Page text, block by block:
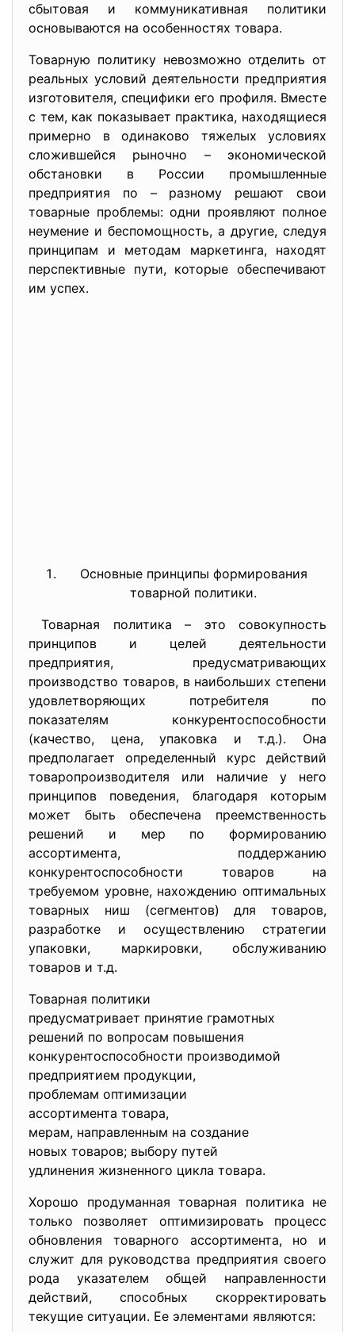
сбытовая и коммуникативная политики
основываются на особенностях товара.
Товарную политику невозможно отделить от
реальных условий деятельности предприятия
изготовителя, специфики его профиля. Вместе
с тем, как показывает практика, находящиеся
примерно в одинаково тяжелых условиях
сложившейся рыночно – экономической
обстановки в России промышленные
предприятия по – разному решают свои
товарные проблемы: одни проявляют полное
неумение и беспомощность, а другие, следуя
принципам и методам маркетинга, находят
перспективные пути, которые обеспечивают
им успех.
Основные принципы формирования
товарной политики.
Товарная политика – это совокупность
принципов и целей деятельности
предприятия, предусматривающих
производство товаров, в наибольших степени
удовлетворяющих потребителя по
показателям конкурентоспособности
(качество, цена, упаковка и т.д.). Она
предполагает определенный курс действий
товаропроизводителя или наличие у него
принципов поведения, благодаря которым
может быть обеспечена преемственность
решений и мер по формированию
ассортимента, поддержанию
конкурентоспособности товаров на
требуемом уровне, нахождению оптимальных
товарных ниш (сегментов) для товаров,
разработке и осуществлению стратегии
упаковки, маркировки, обслуживанию
товаров и т.д.
Товарная политики
предусматривает принятие грамотных
решений по вопросам повышения
конкурентоспособности производимой
предприятием продукции,
проблемам оптимизации
ассортимента товара,
мерам, направленным на создание
новых товаров; выбору путей
удлинения жизненного цикла товара.
Хорошо продуманная товарная политика не
только позволяет оптимизировать процесс
обновления товарного ассортимента, но и
служит для руководства предприятия своего
рода указателем общей направленности
действий, способных скорректировать
текущие ситуации. Ее элементами являются: